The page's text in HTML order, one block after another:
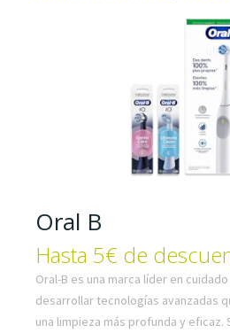
Oral B
Hasta 5€ de
Oral-B es una marca líder en
desarrollar tecnologías avanzadas
una limpieza más profunda y eficaz.